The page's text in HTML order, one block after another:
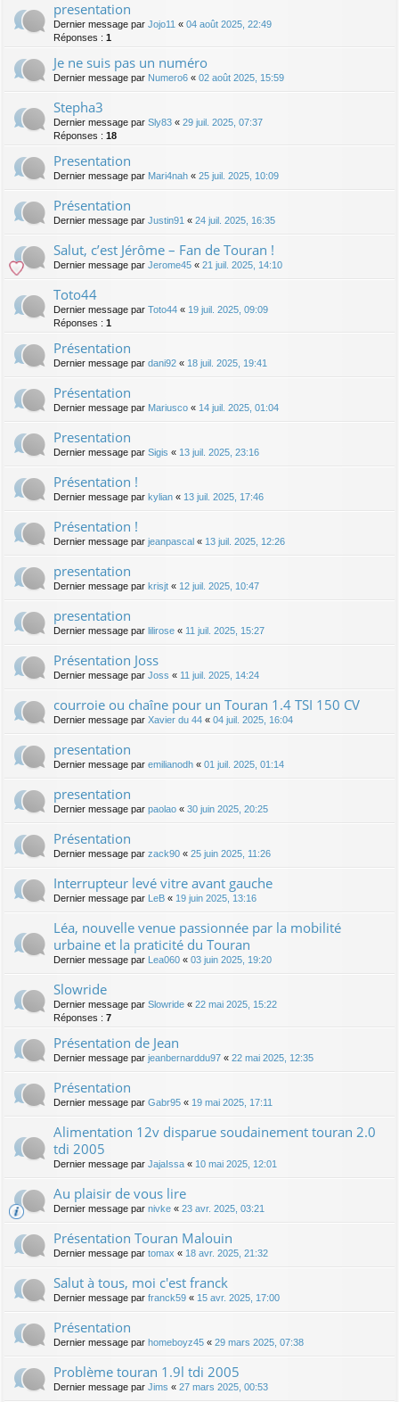
presentation
Dernier message par Jojo11 « 04 août 2025, 22:49
Réponses : 1
Je ne suis pas un numéro
Dernier message par Numero6 « 02 août 2025, 15:59
Stepha3
Dernier message par Sly83 « 29 juil. 2025, 07:37
Réponses : 18
Presentation
Dernier message par Mari4nah « 25 juil. 2025, 10:09
Présentation
Dernier message par Justin91 « 24 juil. 2025, 16:35
Salut, c’est Jérôme – Fan de Touran !
Dernier message par Jerome45 « 21 juil. 2025, 14:10
Toto44
Dernier message par Toto44 « 19 juil. 2025, 09:09
Réponses : 1
Présentation
Dernier message par dani92 « 18 juil. 2025, 19:41
Présentation
Dernier message par Mariusco « 14 juil. 2025, 01:04
Presentation
Dernier message par Sigis « 13 juil. 2025, 23:16
Présentation !
Dernier message par kylian « 13 juil. 2025, 17:46
Présentation !
Dernier message par jeanpascal « 13 juil. 2025, 12:26
presentation
Dernier message par krisjt « 12 juil. 2025, 10:47
presentation
Dernier message par lilirose « 11 juil. 2025, 15:27
Présentation Joss
Dernier message par Joss « 11 juil. 2025, 14:24
courroie ou chaîne pour un Touran 1.4 TSI 150 CV
Dernier message par Xavier du 44 « 04 juil. 2025, 16:04
presentation
Dernier message par emilianodh « 01 juil. 2025, 01:14
presentation
Dernier message par paolao « 30 juin 2025, 20:25
Présentation
Dernier message par zack90 « 25 juin 2025, 11:26
Interrupteur levé vitre avant gauche
Dernier message par LeB « 19 juin 2025, 13:16
Léa, nouvelle venue passionnée par la mobilité
urbaine et la praticité du Touran
Dernier message par Lea060 « 03 juin 2025, 19:20
Slowride
Dernier message par Slowride « 22 mai 2025, 15:22
Réponses : 7
Présentation de Jean
Dernier message par jeanbernarddu97 « 22 mai 2025, 12:35
Présentation
Dernier message par Gabr95 « 19 mai 2025, 17:11
Alimentation 12v disparue soudainement touran 2.0
tdi 2005
Dernier message par JajaIssa « 10 mai 2025, 12:01
Au plaisir de vous lire
Dernier message par nivke « 23 avr. 2025, 03:21
Présentation Touran Malouin
Dernier message par tomax « 18 avr. 2025, 21:32
Salut à tous, moi c'est franck
Dernier message par franck59 « 15 avr. 2025, 17:00
Présentation
Dernier message par homeboyz45 « 29 mars 2025, 07:38
Problème touran 1.9l tdi 2005
Dernier message par Jims « 27 mars 2025, 00:53